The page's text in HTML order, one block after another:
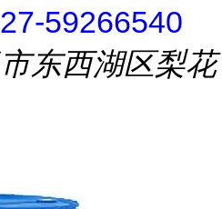
59266540
东西湖区梨花